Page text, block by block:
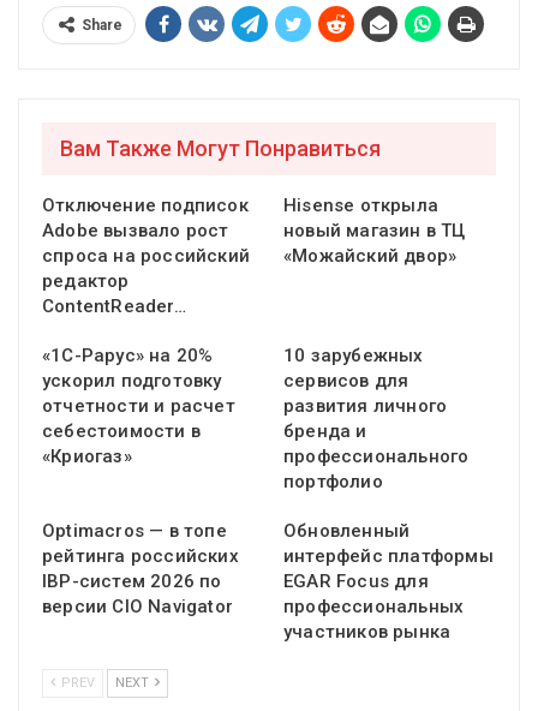
Share
Вам Также Могут Понравиться
Отключение подписок
Adobe вызвало рост
спроса на российский
редактор
ContentReader…
Hisense открыла
новый магазин в ТЦ
«Можайский двор»
«1С-Рарус» на 20%
ускорил подготовку
отчетности и расчет
себестоимости в
«Криогаз»
10 зарубежных
сервисов для
развития личного
бренда и
профессионального
портфолио
Optimacros — в топе
рейтинга российских
IBP-систем 2026 по
версии CIO Navigator
Обновленный
интерфейс платформы
EGAR Focus для
профессиональных
участников рынка
PREV NEXT